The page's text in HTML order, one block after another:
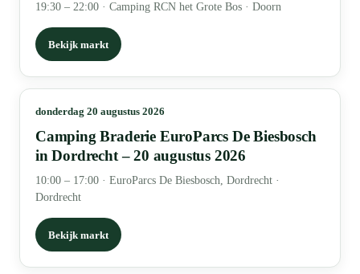
19:30 – 22:00 · Camping RCN het Grote Bos · Doorn
Bekijk markt
donderdag 20 augustus 2026
Camping Braderie EuroParcs De Biesbosch
in Dordrecht – 20 augustus 2026
10:00 – 17:00 · EuroParcs De Biesbosch, Dordrecht ·
Dordrecht
Bekijk markt